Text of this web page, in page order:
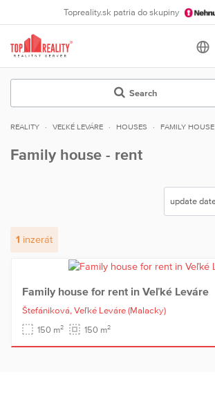
Topreality.sk patria do skupiny
Search
REALITY VEĽKÉ LEVÁRE HOUSES FAMILY HOUSE
Family house - rent
1 inzerát
Family house for rent in Veľké Leváre
Štefániková, Veľké Leváre (Malacky)
150 m2 150 m2